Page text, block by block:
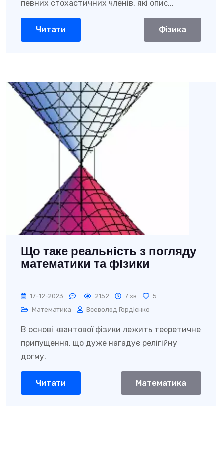
певних стохастичних членів, які опис...
Читати Фізика
Що таке реальність з погляду
математики та фізики
17-12-2023 2152 7 хв
5
Математика
Всеволод Гордієнко
В основі квантової фізики лежить теоретичне
припущення, що дуже нагадує релігійну
догму.
Читати Математика